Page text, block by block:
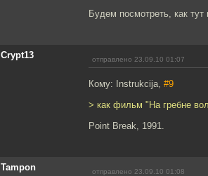
Будем посмотреть, как тут
Crypt13 отправлено 23.09.10 01:07
Кому: Instrukcija, #9
> как фильм "На гребне
Point Break, 1991.
Tampon отправлено 23.09.10 01:08